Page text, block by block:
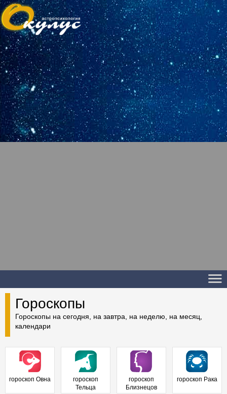
Гороскопы
Гороскопы на сегодня, на завтра, на неделю, на месяц,
календари
гороскоп Овна
гороскоп
Тельца
гороскоп
Близнецов
гороскоп Рака